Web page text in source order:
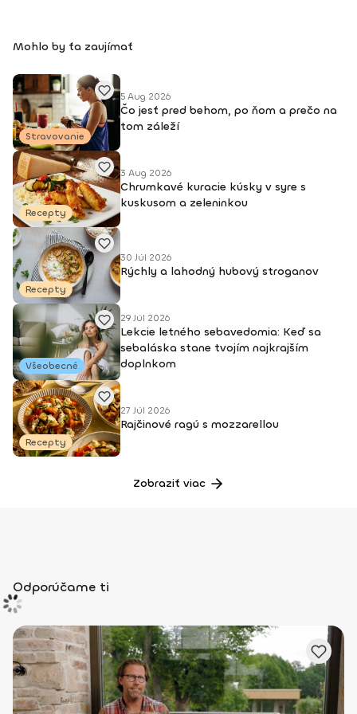
Mohlo by ťa zaujímať
Stravovanie
5 Aug 2026
Čo jesť pred behom, po ňom a prečo na
tom záleží
Recepty
3 Aug 2026
Chrumkavé kuracie kúsky v syre s
kuskusom a zeleninkou
Recepty
30 Júl 2026
Rýchly a lahodný hubový stroganov
Všeobecné
29 Júl 2026
Lekcie letného sebavedomia: Keď sa
sebaláska stane tvojím najkrajším
doplnkom
Recepty
27 Júl 2026
Rajčinové ragú s mozzarellou
Zobraziť viac
Odporúčame ti